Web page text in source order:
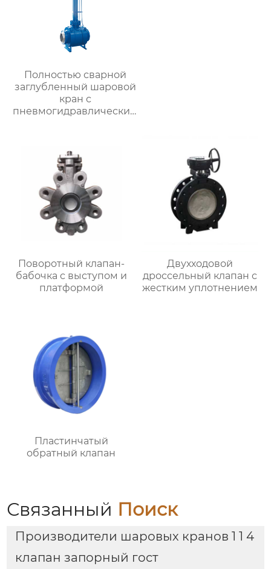
Полностью сварной
заглубленный шаровой
кран с
пневмогидравлическим
Поворотный клапан-
бабочка с выступом и
платформой
Двухходовой
дроссельный клапан с
жестким уплотнением
Пластинчатый
обратный клапан
Связанный Поиск
Производители шаровых кранов 1 1 4
клапан запорный гост